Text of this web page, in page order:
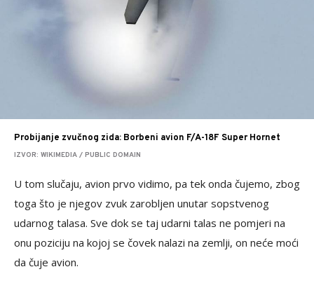
Probijanje zvučnog zida: Borbeni avion F/A-18F Super Hornet
IZVOR: WIKIMEDIA / PUBLIC DOMAIN
U tom slučaju, avion prvo vidimo, pa tek onda čujemo, zbog
toga što je njegov zvuk zarobljen unutar sopstvenog
udarnog talasa. Sve dok se taj udarni talas ne pomjeri na
onu poziciju na kojoj se čovek nalazi na zemlji, on neće moći
da čuje avion.